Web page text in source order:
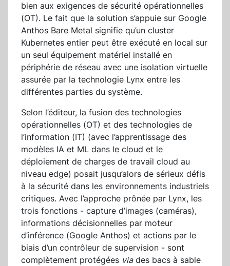
bien aux exigences de sécurité opérationnelles
(OT). Le fait que la solution s’appuie sur Google
Anthos Bare Metal signifie qu’un cluster
Kubernetes entier peut être exécuté en local sur
un seul équipement matériel installé en
périphérie de réseau avec une isolation virtuelle
assurée par la technologie Lynx entre les
différentes parties du système.
Selon l’éditeur, la fusion des technologies
opérationnelles (OT) et des technologies de
l’information (IT) (avec l’apprentissage des
modèles IA et ML dans le cloud et le
déploiement de charges de travail cloud au
niveau edge) posait jusqu’alors de sérieux défis
à la sécurité dans les environnements industriels
critiques. Avec l’approche prônée par Lynx, les
trois fonctions - capture d’images (caméras),
informations décisionnelles par moteur
d’inférence (Google Anthos) et actions par le
biais d’un contrôleur de supervision - sont
complètement protégées viades bacs à sable